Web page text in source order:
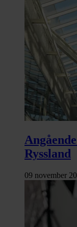
Ryssland
09 november